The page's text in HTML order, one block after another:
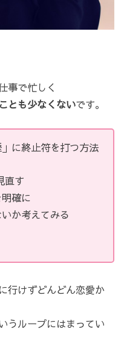
事で忙しく
とも少なくないです。
に終止符を打つ方法
直す
確に
か考えてみる
行けずどんどん恋愛か
うループにはまってい